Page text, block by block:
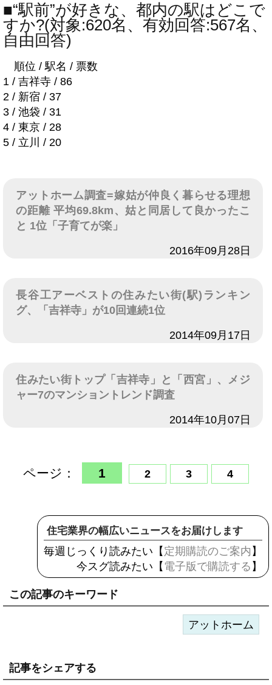
■“駅前”が好きな、都内の駅はどこで
すか?(対象:620名、有効回答:567名、
自由回答)
順位 / 駅名 / 票数
1 / 吉祥寺 / 86
2 / 新宿 / 37
3 / 池袋 / 31
4 / 東京 / 28
5 / 立川 / 20
アットホーム調査=嫁姑が仲良く暮らせる理想
の距離 平均69.8km、姑と同居して良かったこ
と 1位「子育てが楽」
2016年09月28日
長谷工アーベストの住みたい街(駅)ランキン
グ、「吉祥寺」が10回連続1位
2014年09月17日
住みたい街トップ「吉祥寺」と「西宮」、メジ
ャー7のマンショントレンド調査
2014年10月07日
ページ： 1 2 3 4
住宅業界の幅広いニュースをお届けします
毎週じっくり読みたい【 定期購読のご案内 】
今スグ読みたい【 電子版で購読する 】
この記事のキーワード
アットホーム
記事をシェアする